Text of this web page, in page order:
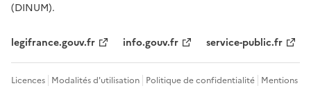
(DINUM).
legifrance.gouv.fr info.gouv.fr service-public.fr
Licences Modalités d'utilisation Politique de confidentialité Mentions